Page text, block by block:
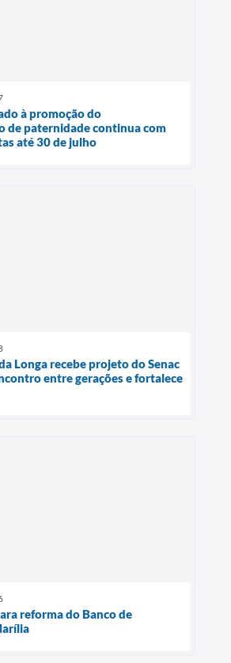
à promoção do
de paternidade continua com
até 30 de julho
Longa recebe projeto do Senac
entre gerações e fortalece
reforma do Banco de